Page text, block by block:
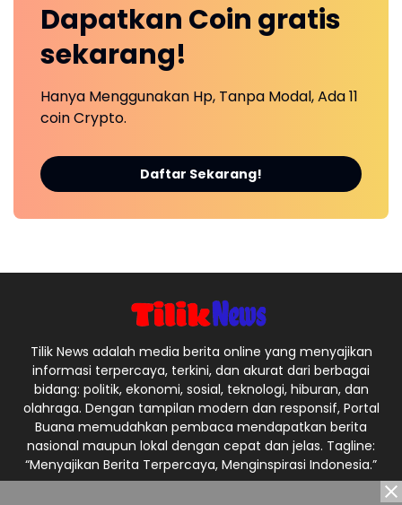
Dapatkan Coin gratis
sekarang!
Hanya Menggunakan Hp, Tanpa Modal, Ada 11
coin Crypto.
Daftar Sekarang!
Tilik News adalah media berita online yang menyajikan
informasi terpercaya, terkini, dan akurat dari berbagai
bidang: politik, ekonomi, sosial, teknologi, hiburan, dan
olahraga. Dengan tampilan modern dan responsif, Portal
Buana memudahkan pembaca mendapatkan berita
nasional maupun lokal dengan cepat dan jelas. Tagline:
“Menyajikan Berita Terpercaya, Menginspirasi Indonesia.”